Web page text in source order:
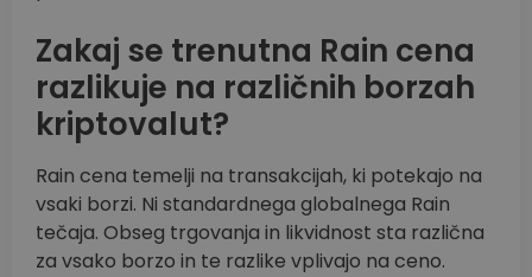
Zakaj se trenutna Rain cena
razlikuje na različnih borzah
kriptovalut?
Rain cena temelji na transakcijah, ki potekajo na
vsaki borzi. Ni standardnega globalnega Rain
tečaja. Obseg trgovanja in likvidnost sta različna
za vsako borzo in te razlike vplivajo na ceno.